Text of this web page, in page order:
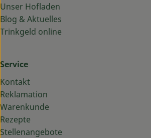
Unser Hofladen
Blog & Aktuelles
Trinkgeld online
Service
Kontakt
Reklamation
Warenkunde
Rezepte
Stellenangebote